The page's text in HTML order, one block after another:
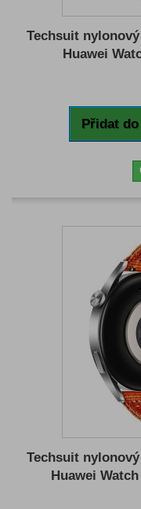
Techsuit
Huawei
Přidat
Techsuit
Huawei